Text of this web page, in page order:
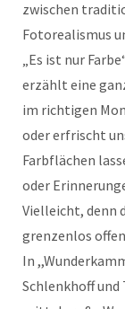
zwischen
Fotorealismus
„Es ist nur
erzählt eine
im richtigen
oder erfrischt
Farbflächen
oder
Vielleicht, denn
grenzenlos
In
Schlenkhoff